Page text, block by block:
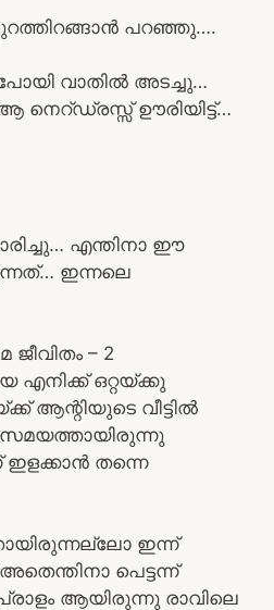
പറഞ്ഞു….
വാതിൽ അടച്ചു…
ആ നെറ്ഡ്രസ്സ് ഊരിയിട്ട്…
എന്തിനാ ഈ
ഇന്നലെ
ജീവിതം – 2
എനിക്ക് ഒറ്റയ്ക്കു
ആന്റിയുടെ വീട്ടിൽ
തന്നെ
ഇന്ന്
പെട്ടന്ന്
ആയിരുന്നു രാവിലെ